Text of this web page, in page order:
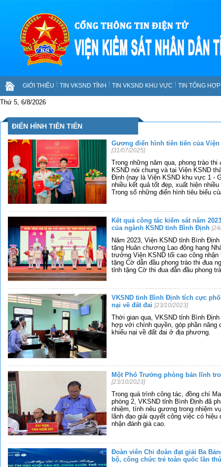
GIỚI THIỆU TIN VKSND TỈNH TIN VKSND KHU VỰC TIN TỔNG
Thứ 5, 6/8/2026
ĐIỂN HÌNH TIÊN TIẾN
Gương điển hình tiên tiến của Viện
[31/07/2025]
Trong những năm qua, phong trào
KSND nói chung và tại Viện KSND
Định (nay là Viện KSND khu vực 1 -
nhiều kết quả tốt đẹp, xuất hiện
Trong số những điển hình tiêu biểu
Kết quả công tác kiểm sát năm
của ngành KSND tỉnh Bình Định
Năm 2023, Viện KSND tỉnh Bình
tặng Huân chương Lao động hạng
trưởng Viện KSND tối cao công
tặng Cờ dẫn đầu phong trào thi đua
tỉnh tặng Cờ thi đua đẫn đầu phong
VKSND tỉnh Bình Định tích cực
nại về đất đai [23/10/2023]
Thời gian qua, VKSND tỉnh Bình
hợp với chính quyền, góp phần
khiếu nại về đất đai ở địa phương.
Một Phó Trưởng phòng bản lĩnh
[23/10/2023]
Trong quá trình công tác, đồng chí
phòng 2, VKSND tỉnh Bình Định đã
nhiệm, tính nêu gương trong nhiệm
lãnh đạo giải quyết công việc có
nhận đánh giá cao.
Đoàn viên Chi đoàn đạt giải Ba
bộ, công chức trẻ toàn quốc lần